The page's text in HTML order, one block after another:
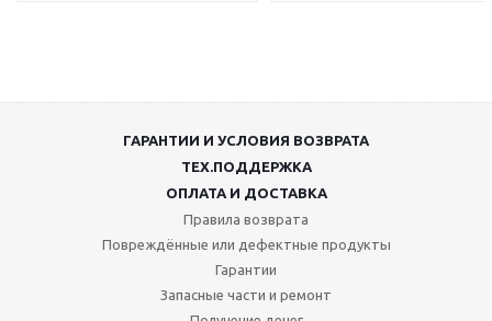
ГАРАНТИИ И УСЛОВИЯ ВОЗВРАТА
ТЕХ.ПОДДЕРЖКА
ОПЛАТА И ДОСТАВКА
Правила возврата
Повреждённые или дефектные продукты
Гарантии
Запасные части и ремонт